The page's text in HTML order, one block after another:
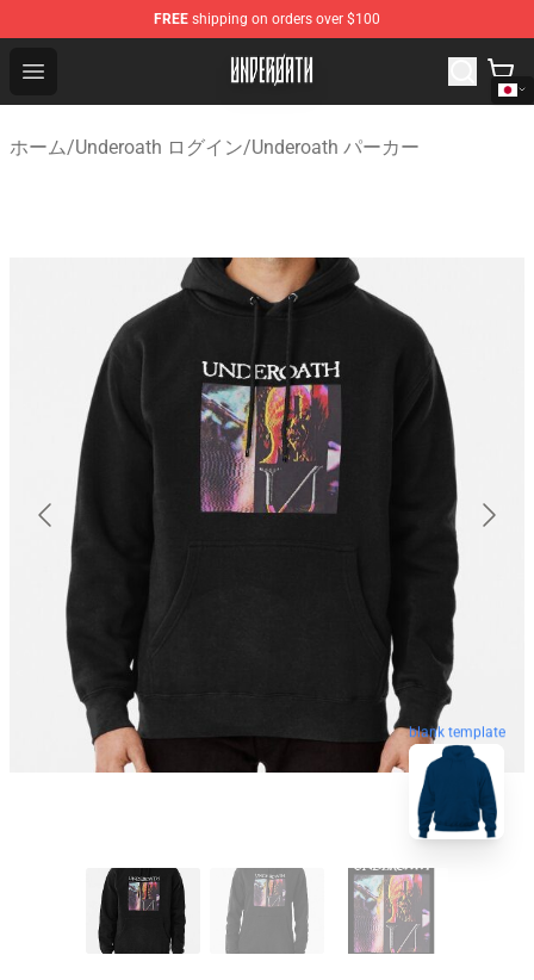
FREE shipping on orders over $100
Open menu
Underoath Store - Official Underoath Merchandise Shop
ホーム/Underoath ログイン/Underoath パーカー
blank template